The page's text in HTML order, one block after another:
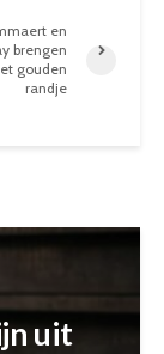
en
brengen
gouden
randje
uit